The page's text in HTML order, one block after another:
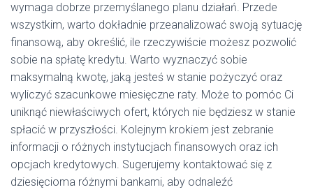
wymaga dobrze przemyślanego planu działań. Przede
wszystkim, warto dokładnie przeanalizować swoją sytuację
finansową, aby określić, ile rzeczywiście możesz pozwolić
sobie na spłatę kredytu. Warto wyznaczyć sobie
maksymalną kwotę, jaką jesteś w stanie pożyczyć oraz
wyliczyć szacunkowe miesięczne raty. Może to pomóc Ci
uniknąć niewłaściwych ofert, których nie będziesz w stanie
spłacić w przyszłości. Kolejnym krokiem jest zebranie
informacji o różnych instytucjach finansowych oraz ich
opcjach kredytowych. Sugerujemy kontaktować się z
dziesięcioma różnymi bankami, aby odnaleźć